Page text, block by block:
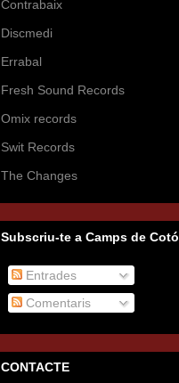
Contrabaix
Discmedi
Errabal
Fresh Sound Records
Omix records
Swit Records
The Changes
Subscriu-te a Camps de Cotó
Entrades
Comentaris
CONTACTE